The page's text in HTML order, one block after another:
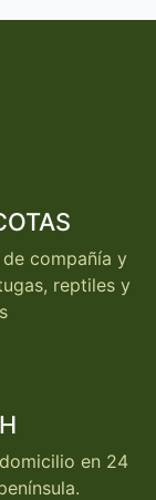
compañía y
reptiles y
en 24